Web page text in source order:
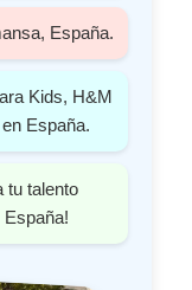
España.
Kids, H&M
España.
tu talento